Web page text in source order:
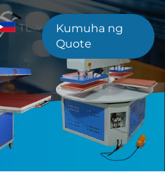
TL
Kumuha ng
Quote